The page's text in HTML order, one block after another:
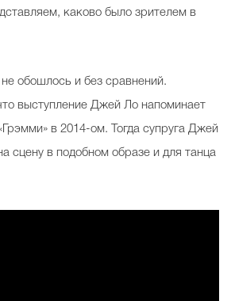
каково было зрителем в
не обошлось и без сравнений.
выступление Джей Ло напоминает
в 2014-ом. Тогда супруга Джей
сцену в подобном образе и для танца